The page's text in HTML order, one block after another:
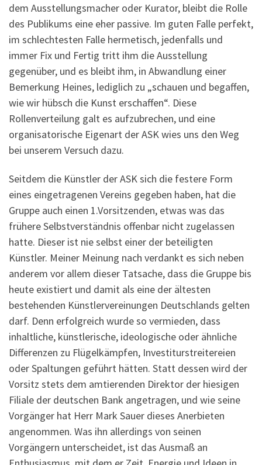
dem Ausstellungsmacher oder Kurator, bleibt die Rolle
des Publikums eine eher passive. Im guten Falle perfekt,
im schlechtesten Falle hermetisch, jedenfalls und
immer Fix und Fertig tritt ihm die Ausstellung
gegenüber, und es bleibt ihm, in Abwandlung einer
Bemerkung Heines, lediglich zu „schauen und begaffen,
wie wir hübsch die Kunst erschaffen“. Diese
Rollenverteilung galt es aufzubrechen, und eine
organisatorische Eigenart der ASK wies uns den Weg
bei unserem Versuch dazu.
Seitdem die Künstler der ASK sich die festere Form
eines eingetragenen Vereins gegeben haben, hat die
Gruppe auch einen 1.Vorsitzenden, etwas was das
frühere Selbstverständnis offenbar nicht zugelassen
hatte. Dieser ist nie selbst einer der beteiligten
Künstler. Meiner Meinung nach verdankt es sich neben
anderem vor allem dieser Tatsache, dass die Gruppe bis
heute existiert und damit als eine der ältesten
bestehenden Künstlervereinungen Deutschlands gelten
darf. Denn erfolgreich wurde so vermieden, dass
inhaltliche, künstlerische, ideologische oder ähnliche
Differenzen zu Flügelkämpfen, Investiturstreitereien
oder Spaltungen geführt hätten. Statt dessen wird der
Vorsitz stets dem amtierenden Direktor der hiesigen
Filiale der deutschen Bank angetragen, und wie seine
Vorgänger hat Herr Mark Sauer dieses Anerbieten
angenommen. Was ihn allerdings von seinen
Vorgängern unterscheidet, ist das Ausmaß an